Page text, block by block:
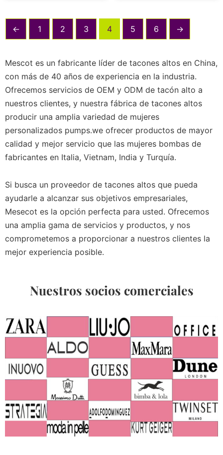
← 1 2 3 4 5 6 →
Mescot es un fabricante líder de tacones altos en China,
con más de 40 años de experiencia en la industria.
Ofrecemos servicios de OEM y ODM de tacón alto a
nuestros clientes, y nuestra fábrica de tacones altos
producir una amplia variedad de mujeres
personalizados pumps.we ofrecer productos de mayor
calidad y mejor servicio que las mujeres bombas de
fabricantes en Italia, Vietnam, India y Turquía.
Si busca un proveedor de tacones altos que pueda
ayudarle a alcanzar sus objetivos empresariales,
Mesecot es la opción perfecta para usted. Ofrecemos
una amplia gama de servicios y productos, y nos
comprometemos a proporcionar a nuestros clientes la
mejor experiencia posible.
Nuestros socios comerciales